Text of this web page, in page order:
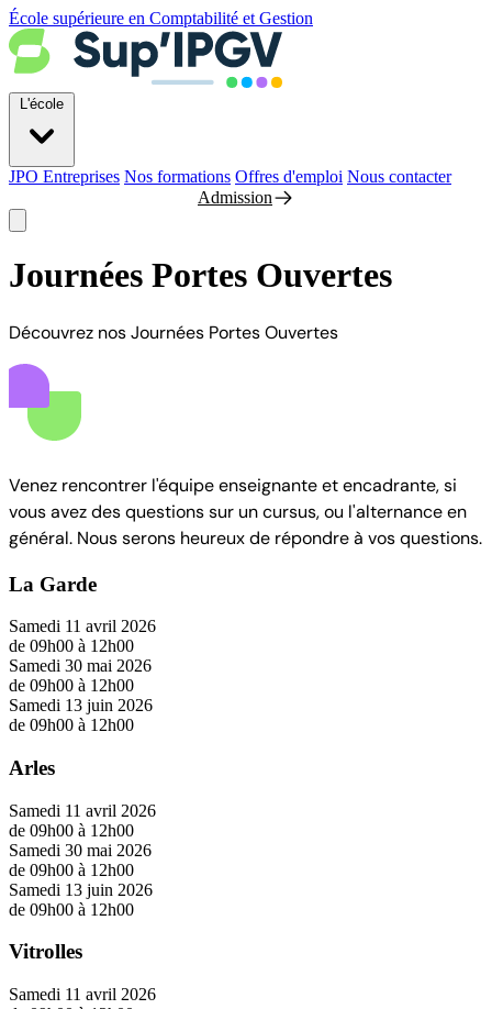
École supérieure en Comptabilité et Gestion
L'école
JPO Entreprises Nos formations Offres d'emploi Nous contacter
Admission
Journées Portes Ouvertes
Découvrez nos Journées Portes Ouvertes
Venez rencontrer l'équipe enseignante et encadrante, si
vous avez des questions sur un cursus, ou l'alternance en
général. Nous serons heureux de répondre à vos questions.
La Garde
Samedi 11 avril 2026
de 09h00 à 12h00
Samedi 30 mai 2026
de 09h00 à 12h00
Samedi 13 juin 2026
de 09h00 à 12h00
Arles
Samedi 11 avril 2026
de 09h00 à 12h00
Samedi 30 mai 2026
de 09h00 à 12h00
Samedi 13 juin 2026
de 09h00 à 12h00
Vitrolles
Samedi 11 avril 2026